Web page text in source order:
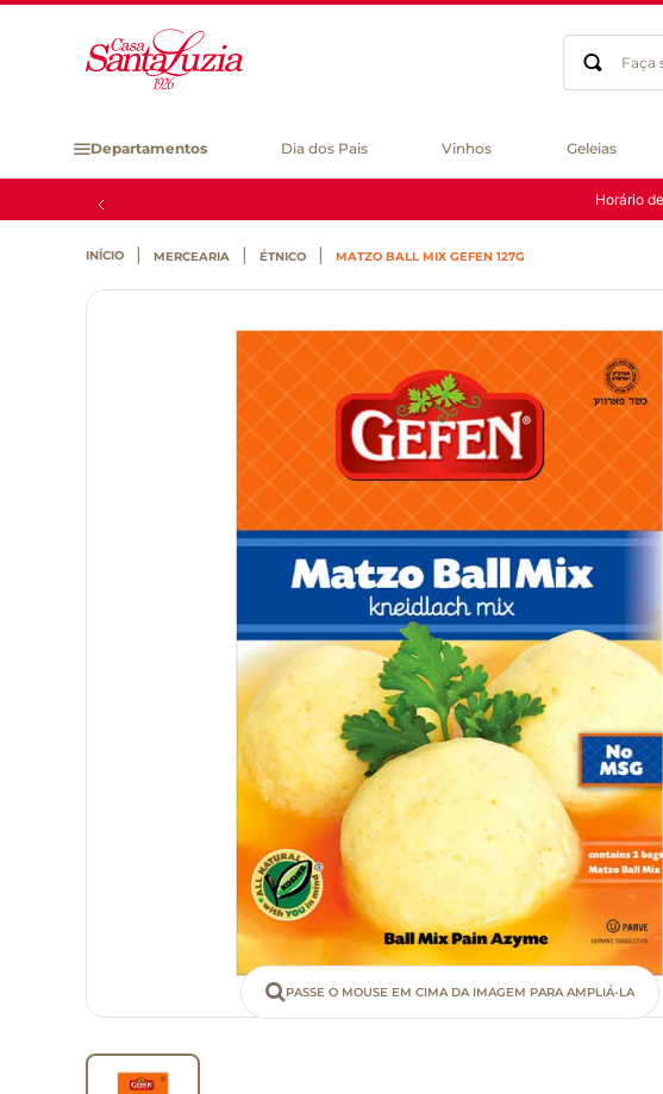
Faça sua
Departamentos Dia dos Pais Vinhos Geleias
Horário
MERCEARIA ÉTNICO MATZO BALL MIX GEFEN 127G
PASSE O MOUSE EM CIMA DA IMAGEM PARA AMPLIÁ-LA
gluten
biscoito
café
cerveja
macarrão
queijo